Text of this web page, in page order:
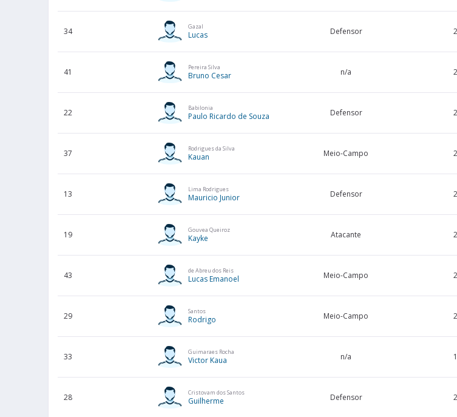
34 Gazal
Lucas Defensor
41 Pereira Silva
Bruno Cesar n/a
22 Babilonia
Paulo Ricardo de Souza Defensor
37 Rodrigues da Silva
Kauan Meio-Campo
13 Lima Rodrigues
Mauricio Junior Defensor
19 Gouvea Queiroz
Kayke Atacante
43 de Abreu dos Reis
Lucas Emanoel Meio-Campo
29 Santos
Rodrigo Meio-Campo
33 Guimaraes Rocha
Victor Kaua n/a
28 Cristovam dos Santos
Guilherme Defensor